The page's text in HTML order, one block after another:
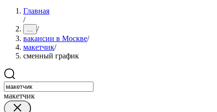
Главная
/
... /
вакансии в Москве/
макетчик/
сменный график
макетчик